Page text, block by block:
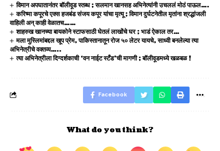
विमान अपघातानंतर बॉलीवूड स्तब्ध ; सलमान खानसह अभिनेत्यांनी उचललं मोठं पाऊल….
करिष्मा कपूरचे एक्स हजबंड संजय कपूर यांचा मृत्यू ; विमान दुर्घटनेतील मृतांना श्रद्धांजली
वाहिली अन् काही वेळातच……
शाहरुख खानच्या बायकोने स्टाफसाठी घेतलं लाखोंचे घर ; भाडं ऐकाल तर…
मला मुस्लिमांबद्दल खूप प्रेम, पाकिस्तानातून रोज ५० लेटर यायचे, साध्वी बनलेल्या त्या
अभिनेत्रीचे वक्तव्य…..
त्या अभिनेत्रीला दिग्दर्शकाची ‘वन नाईट स्टँड’ची मागणी ; बॉलीवूडमध्ये खळबळ !
Facebook
What do you think?